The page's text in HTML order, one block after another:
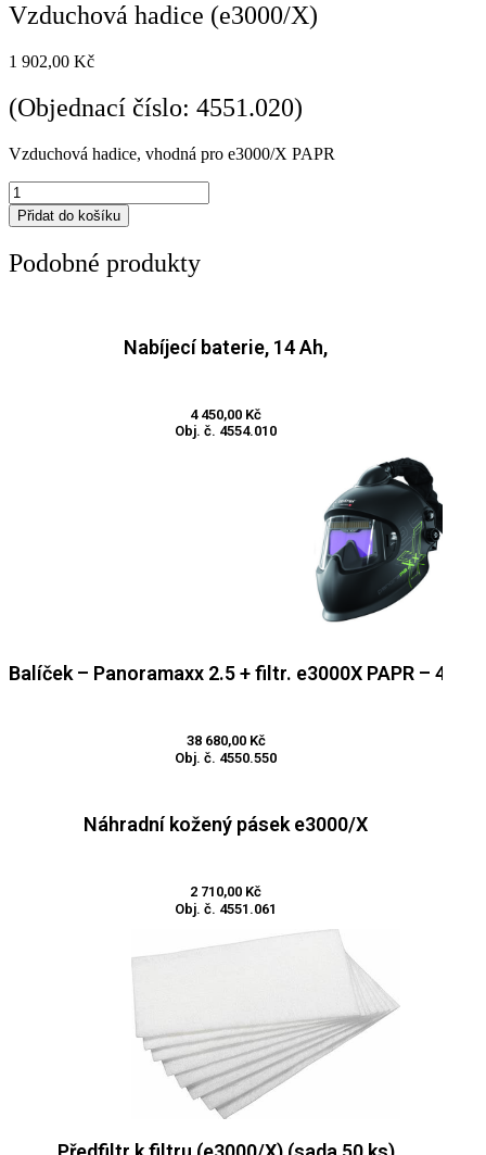
Vzduchová hadice (e3000/X)
1 902,00 Kč
(Objednací číslo: 4551.020)
Vzduchová hadice, vhodná pro e3000/X PAPR
Vzduchová
hadice
(e3000/X)
Přidat do košíku
Podobné produkty
Nabíjecí baterie, 14 Ah,
4 450,00 Kč
Obj. č. 4554.010
Balíček – Panoramaxx 2.5 + filtr. e3000X PAPR –
38 680,00 Kč
Obj. č. 4550.550
Náhradní kožený pásek e3000/X
2 710,00 Kč
Obj. č. 4551.061